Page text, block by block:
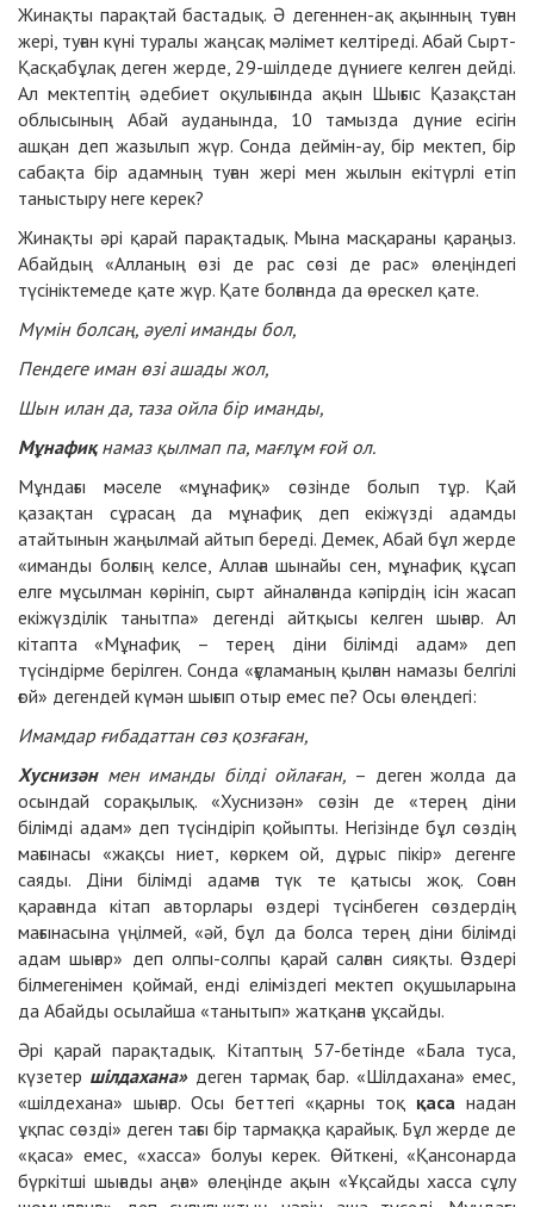
Жинақты парақтай бастадық. Ә дегеннен-ақ ақынның туған
жері, туған күні туралы жаңсақ мәлімет келтіреді. Абай Сырт-
Қасқабұлақ деген жерде, 29-шілдеде дүниеге келген дейді.
Ал мектептің әдебиет оқулығында ақын Шығыс Қазақстан
облысының Абай ауданында, 10 тамызда дүние есігін
ашқан деп жазылып жүр. Сонда деймін-ау, бір мектеп, бір
сабақта бір адамның туған жері мен жылын екітүрлі етіп
таныстыру неге керек?
Жинақты әрі қарай парақтадық. Мына масқараны қараңыз.
Абайдың «Алланың өзі де рас сөзі де рас» өлеңіндегі
түсініктемеде қате жүр. Қате болғанда да өрескел қате.
Мүмін болсаң, әуелі иманды бол,
Пендеге иман өзі ашады жол,
Шын илан да, таза ойла бір иманды,
Мұнафиқнамаз қылмап па, мағлұм ғой ол.
Мұндағы мәселе «мұнафиқ» сөзінде болып тұр. Қай
қазақтан сұрасаң да мұнафиқ деп екіжүзді адамды
атайтынын жаңылмай айтып береді. Демек, Абай бұл жерде
«иманды болғың келсе, Аллаға шынайы сен, мұнафиқ құсап
елге мұсылман көрініп, сырт айналғанда кәпірдің ісін жасап
екіжүзділік танытпа» дегенді айтқысы келген шығар. Ал
кітапта «Мұнафиқ – терең діни білімді адам» деп
түсіндірме берілген. Сонда «ғұламаның қылған намазы белгілі
ғой» дегендей күмән шығып отыр емес пе? Осы өлеңдегі:
Имамдар ғибадаттан сөз қозғаған,
Хуснизән мен иманды білді ойлаған, – деген жолда да
осындай сорақылық. «Хуснизән» сөзін де «терең діни
білімді адам» деп түсіндіріп қойыпты. Негізінде бұл сөздің
мағынасы «жақсы ниет, көркем ой, дұрыс пікір» дегенге
саяды. Діни білімді адамға түк те қатысы жоқ. Соған
қарағанда кітап авторлары өздері түсінбеген сөздердің
мағынасына үңілмей, «әй, бұл да болса терең діни білімді
адам шығар» деп олпы-солпы қарай салған сияқты. Өздері
білмегенімен қоймай, енді еліміздегі мектеп оқушыларына
да Абайды осылайша «танытып» жатқанға ұқсайды.
Әрі қарай парақтадық. Кітаптың 57-бетінде «Бала туса,
күзетер шілдахана»деген тармақ бар. «Шілдахана» емес,
«шілдехана» шығар. Осы беттегі «қарны тоқ қаса надан
ұқпас сөзді» деген тағы бір тармаққа қарайық. Бұл жерде де
«қаса» емес, «хасса» болуы керек. Өйткені, «Қансонарда
бүркітші шығады аңға» өлеңінде ақын «Ұқсайды хасса сұлу